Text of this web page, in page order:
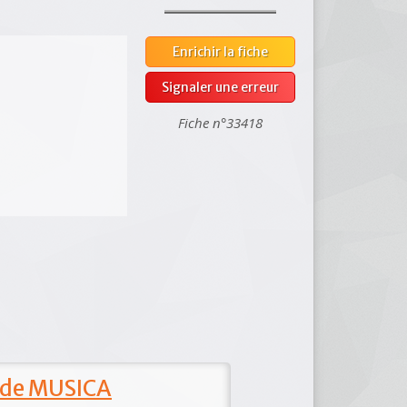
Enrichir la fiche
Signaler une erreur
Fiche n°33418
MUSICA